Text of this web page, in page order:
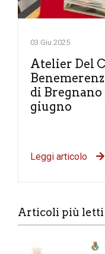
03 Giu 2025
Atelier Del
di Bregnano
giugno
Leggi articolo
Articoli più letti